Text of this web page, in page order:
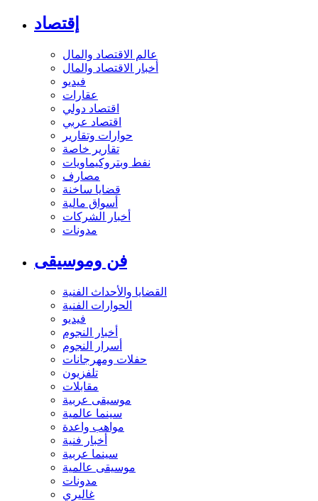
إقتصاد
عالم الاقتصاد والمال
أخبار الاقتصاد والمال
فيديو
عقارات
اقتصاد دولي
اقتصاد عربي
حوارات وتقارير
تقارير خاصة
نفط وبتروكيماويات
مصارف
قضايا ساخنة
أسواق مالية
أخبار الشركات
مدونات
فن وموسيقى
القضايا والأحداث الفنية
الحوارات الفنية
فيديو
أخبار النجوم
أسرار النجوم
حفلات ومهرجانات
تلفزيون
مقابلات
موسيقى عربية
سينما عالمية
مواهب واعدة
أخبار فنية
سينما عربية
موسيقى عالمية
مدونات
غاليري